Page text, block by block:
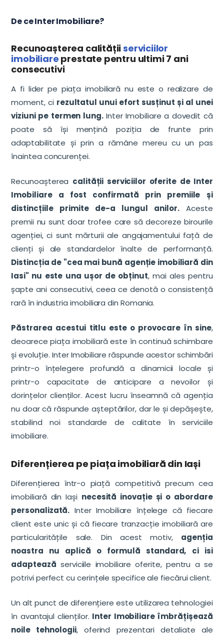
De ce Inter Imobiliare?
Recunoașterea calitățiiserviciilor
imobiliare prestate pentru ultimi 7 ani
consecutivi
A fi lider pe piața imobiliară nu este o realizare de
moment, ci rezultatul unui efort susținut și al unei
viziuni pe termen lung.Inter Imobiliare a dovedit că
poate să își mențină poziția de frunte prin
adaptabilitate și prin a rămâne mereu cu un pas
înaintea concurenței.
Recunoașterea calității serviciilor oferite de Inter
Imobiliare a fost confirmată prin premiile și
distincțiile primite de-a lungul anilor.Aceste
premii nu sunt doar trofee care să decoreze birourile
agenției, ci sunt mărturii ale angajamentului față de
clienți și ale standardelor înalte de performanță.
Distincția de "cea mai bună agenție imobiliară din
Iasi" nu este una ușor de obținut, mai ales pentru
șapte ani consecutivi, ceea ce denotă o consistență
rară în industria imobiliara din Romania.
Păstrarea acestui titlu este o provocare în sine,
deoarece piața imobiliară este în continuă schimbare
și evoluție. Inter Imobiliare răspunde acestor schimbări
printr-o înțelegere profundă a dinamicii locale și
printr-o capacitate de anticipare a nevoilor și
dorințelor clienților. Acest lucru înseamnă că agenția
nu doar că răspunde așteptărilor, dar le și depășește,
stabilind noi standarde de calitate în serviciile
imobiliare.
Diferențierea pe piața imobiliară din Iași
Diferențierea într-o piață competitivă precum cea
imobiliară din Iași necesită inovație și o abordare
personalizată. Inter Imobiliare înțelege că fiecare
client este unic și că fiecare tranzacție imobiliară are
particularitățile sale. Din acest motiv, agenția
noastra nu aplică o formulă standard, ci isi
adaptează serviciile imobiliare oferite, pentru a se
potrivi perfect cu cerințele specifice ale fiecărui client.
Un alt punct de diferențiere este utilizarea tehnologiei
în avantajul clienților. Inter Imobiliare îmbrățișează
noile tehnologii, oferind prezentari detaliate ale